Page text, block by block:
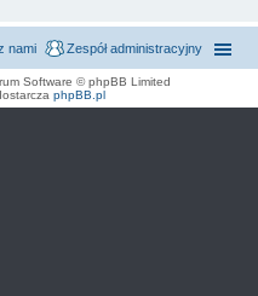
Zespół administracyjny
nami
Software © phpBB Limited
phpBB.pl